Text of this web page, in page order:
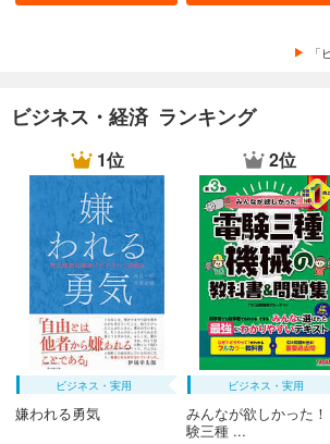
ビジネス・経済 ランキング
1位
ビジネス・実用
嫌われる勇気
2位
ビジネス・実用
みんなが欲しかった
験三種 ...